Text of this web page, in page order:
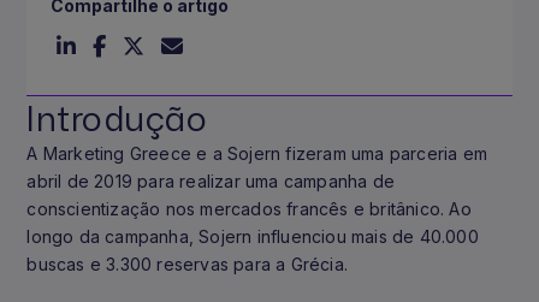
Introdução
A Marketing Greece e a Sojern fizeram uma parceria em
abril de 2019 para realizar uma campanha de
conscientização nos mercados francês e britânico. Ao
longo da campanha, Sojern influenciou mais de 40.000
buscas e 3.300 reservas para a Grécia.
Compartilhe o artigo